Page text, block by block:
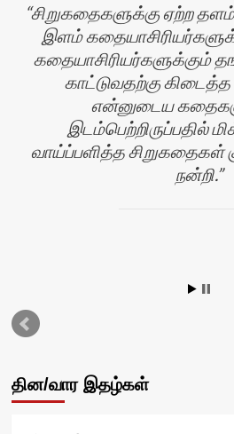
சிறுகதைகளுக்கு ஏற்ற
இளம்
கதையாசிரியர்களுக்கும்
காட்டுவதற்கு கிடைத்த
என்னுடைய
இடம்பெற்றிருப்பதில்
வாய்ப்பளித்த சிறுகதைகள்
நன்றி.
தின/வார இதழ்கள்